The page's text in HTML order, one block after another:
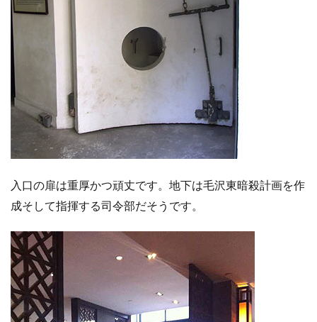
入口の扉は重厚かつ頑丈です。地下は毛沢東暗殺計画を作
成そして指揮する司令部だそうです。